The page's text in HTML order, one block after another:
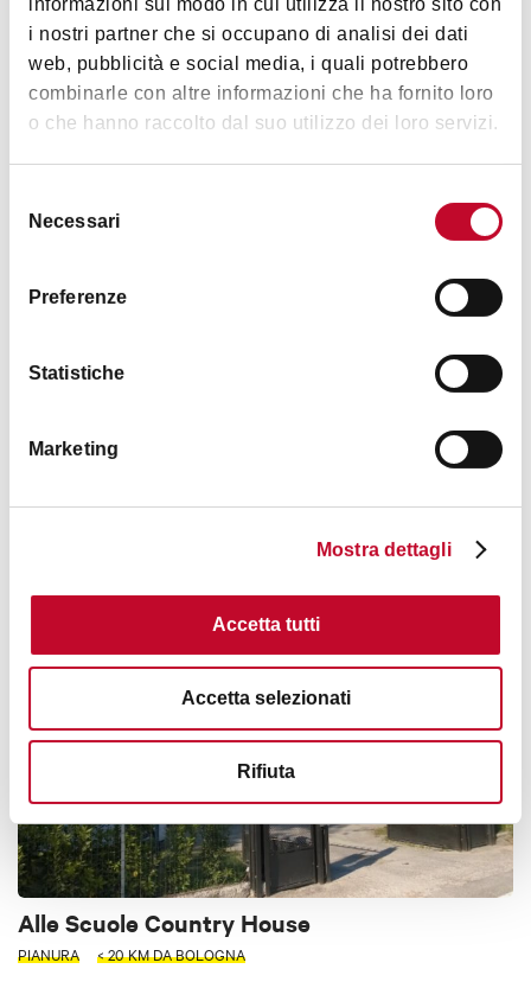
i nostri partner che si occupano di analisi dei dati
web, pubblicità e social media, i quali potrebbero
combinarle con altre informazioni che ha fornito loro
o che hanno raccolto dal suo utilizzo dei loro servizi.
delNecessari
Preferenze
Statistiche
Marketing
Mostra dettagli
Accetta tutti
Accetta selezionati
Rifiuta
Camplus San Felice
< 10 KM DA BOLOGNA
Alle Scuole Country House
PIANURA < 20 KM DA BOLOGNA